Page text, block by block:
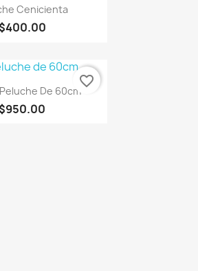
rápida
Cenicienta
$400.00
Vista rápida
De 60cm
$950.00
favorite_border